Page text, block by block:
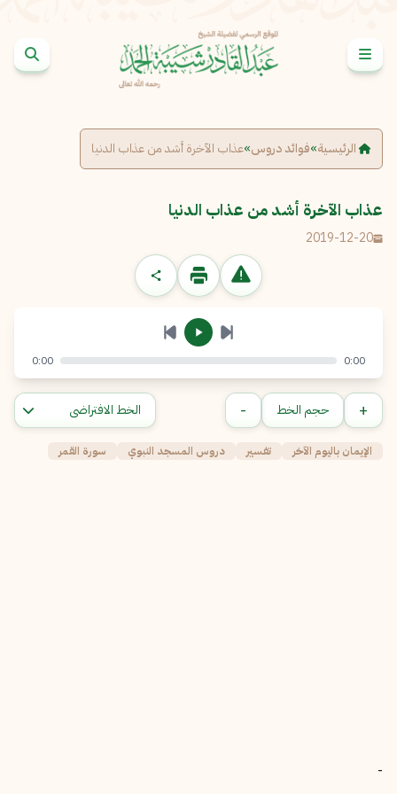
الرئيسية»فوائد دروس»عذاب الآخرة أشد من عذاب الدنيا
عذاب الآخرة أشد من عذاب الدنيا
2019-12-20
الإبلاغ عن مشكلة
الرسالة
إرسال إلغاء
0:00
0:00
+ حجم الخط -
الإيمان باليوم الآخر تفسير دروس المسجد النبوي سورة القمر
-